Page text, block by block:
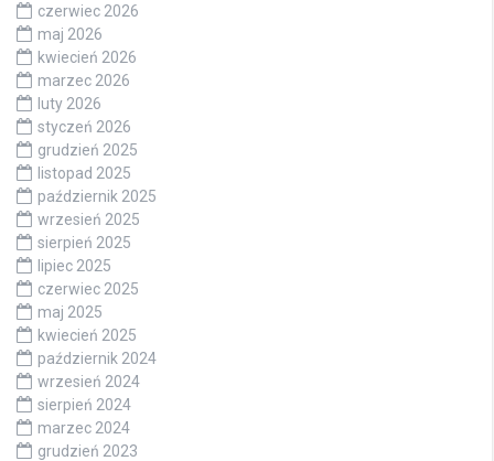
czerwiec 2026
maj 2026
kwiecień 2026
marzec 2026
luty 2026
styczeń 2026
grudzień 2025
listopad 2025
październik 2025
wrzesień 2025
sierpień 2025
lipiec 2025
czerwiec 2025
maj 2025
kwiecień 2025
październik 2024
wrzesień 2024
sierpień 2024
marzec 2024
grudzień 2023